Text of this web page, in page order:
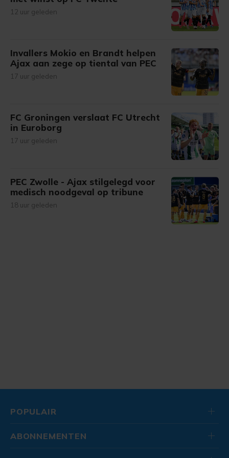
12 uur geleden
Invallers Mokio en Brandt helpen
Ajax aan zege op tiental van PEC
17 uur geleden
FC Groningen verslaat FC Utrecht
in Euroborg
17 uur geleden
PEC Zwolle - Ajax stilgelegd voor
medisch noodgeval op tribune
18 uur geleden
POPULAIR
ABONNEMENTEN